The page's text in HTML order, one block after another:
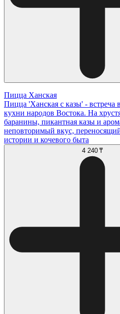
Пицца Ханская
Пицца 'Ханская с казы' - встреча
кухни народов Востока. На
баранины, пикантная казы и
неповторимый вкус,
истории и кочевого быта
4 240 ₸